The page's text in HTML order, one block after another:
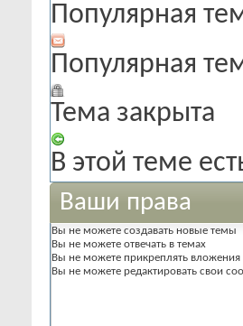
Популярная
Популярная
Тема закрыта
В этой теме
Ваши права
Вы не можете создавать новые темы
Вы не можете отвечать в темах
Вы не можете прикреплять вложения
Вы не можете редактировать свои